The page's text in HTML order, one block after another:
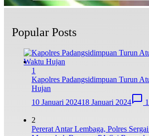
Popular Posts
1
Kapolres Padangsidimpuan Turun
Hujan
10 Januari 202418 Januari 2024 1
2
Pererat Antar Lembaga, Polres